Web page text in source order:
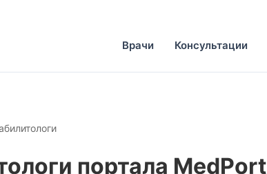
Врачи Консультации
портала MedPort